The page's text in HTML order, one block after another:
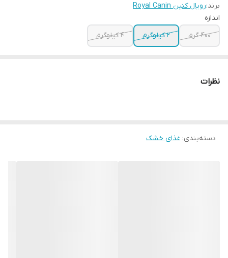
برند:رویال کنین Royal Canin
اندازه
400 گرم
2 کیلوگرم 4 کیلوگرم
نظرات
دسته‌بندی: غذای خشک